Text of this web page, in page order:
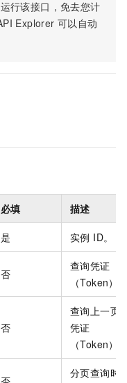
行该接口，免去您计
Explorer 可以自动
必填 描述
是 实例 ID。
否
查询凭证
（Token）
否
查询上一页
凭证
（Token）
分页查询时